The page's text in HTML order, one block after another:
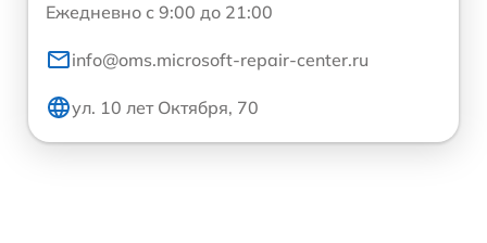
Ежедневно с 9:00 до 21:00
info@oms.microsoft-repair-center.ru
ул. 10 лет Октября, 70